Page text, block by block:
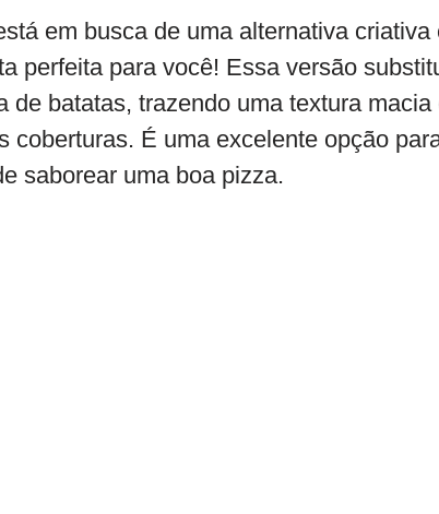
em busca de uma alternativa criativa
perfeita para você! Essa versão
de batatas, trazendo uma textura
coberturas. É uma excelente opção
saborear uma boa pizza.